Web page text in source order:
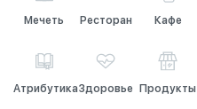
Мечеть Ресторан Кафе
АтрибутикаЗдоровье Продукты